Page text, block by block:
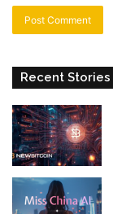
Recent Stories